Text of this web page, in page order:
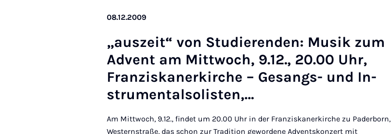
08.12.2009
„auszeit“ von Stud­i­er­enden: Mu­sik zum
Ad­vent am Mit­twoch, 9.12., 20.00 Uhr,
Fran­ziskan­erkirche – Ges­angs- und In­
stru­ment­alsol­isten,…
Am Mittwoch, 9.12., findet um 20.00 Uhr in der Franziskanerkirche zu Paderborn,
Westernstraße, das schon zur Tradition gewordene Adventskonzert mit